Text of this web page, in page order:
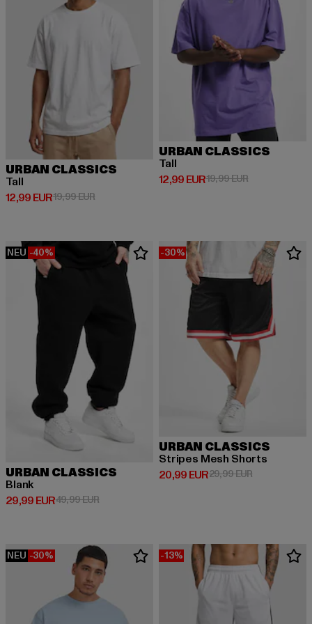
URBAN CLASSICS
Tall
12,99 EUR
Derzeitiger Preis: 12,99 EUR
19,99 EURAktionspreis: 19,99 EUR
URBAN CLASSICS
Tall
12,99 EUR
Derzeitiger Preis: 12,99 EUR
19,99 EURAktionspreis:
NEU -40%
URBAN CLASSICS
Blank
29,99 EUR
Derzeitiger Preis: 29,99 EUR
49,99 EURAktionspreis: 49,99 EUR
-30%
URBAN CLASSICS
Stripes Mesh Shorts
20,99 EUR
Derzeitiger Preis: 20,99 EUR
29,99 EURAktionspreis:
NEU -30% -13%